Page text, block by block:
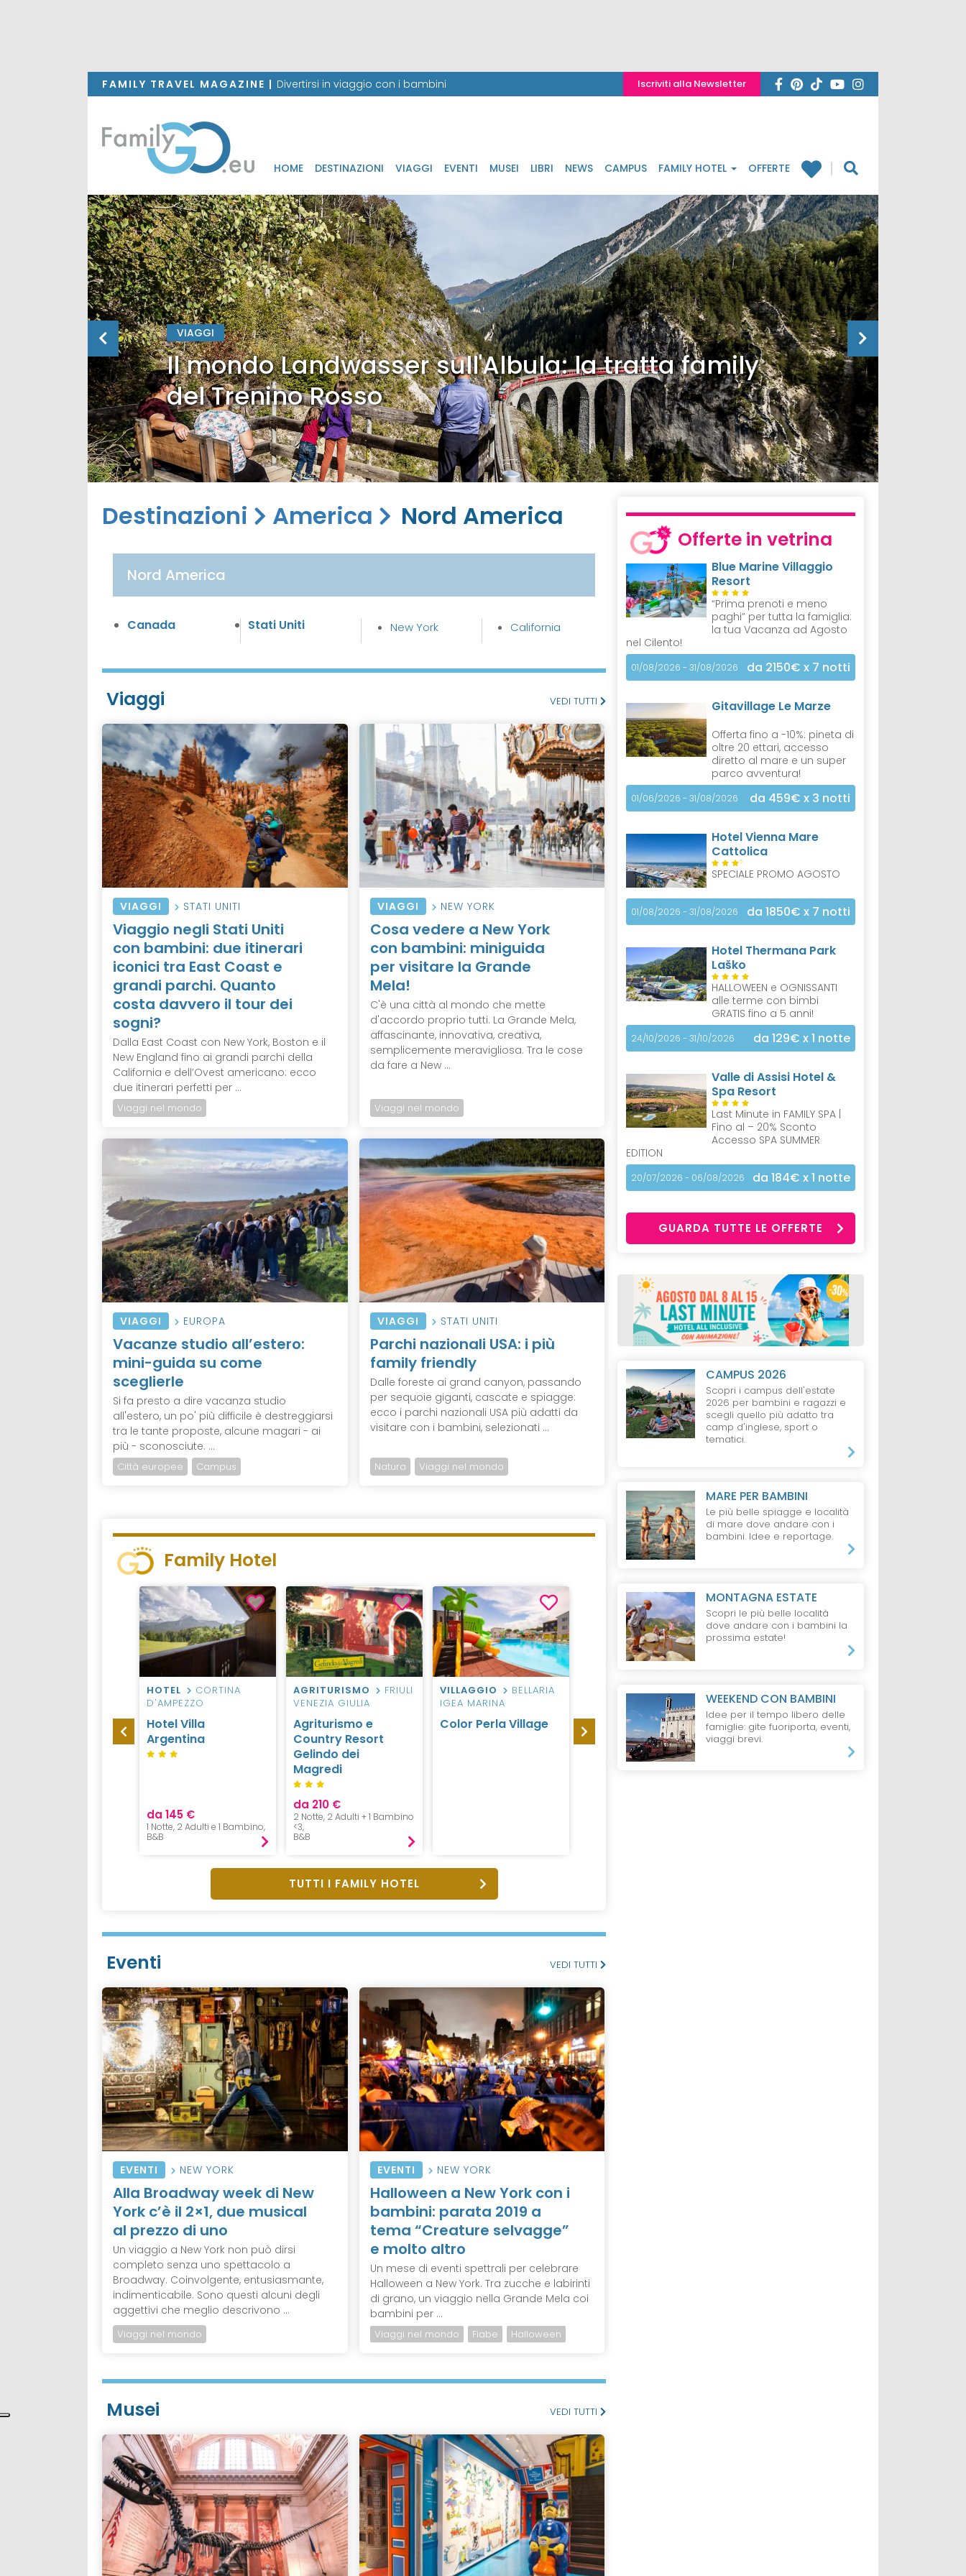
FAMILY TRAVEL MAGAZINE | Divertirsi in viaggio con i bambini Iscriviti alla Newsletter
HOME DESTINAZIONI VIAGGI EVENTI MUSEI LIBRI NEWS CAMPUS FAMILY HOTEL OFFERTE
VIAGGI
Il mondo Landwasser sull'Albula: la tratta family
del Trenino Rosso
Destinazioni America Nord America
Nord America
Canada Stati Uniti New York California
Viaggi VEDI TUTTI
VIAGGI STATI UNITI
Viaggio negli Stati Uniti
con bambini: due itinerari
iconici tra East Coast e
grandi parchi. Quanto
costa davvero il tour dei
sogni?
Dalla East Coast con New York, Boston e il
New England fino ai grandi parchi della
California e dell’Ovest americano: ecco
due itinerari perfetti per ...
Viaggi nel mondo
VIAGGI NEW YORK
Cosa vedere a New York
con bambini: miniguida
per visitare la Grande
Mela!
C'è una città al mondo che mette
d'accordo proprio tutti. La Grande Mela,
affascinante, innovativa, creativa,
semplicemente meravigliosa. Tra le cose
da fare a New ...
Viaggi nel mondo
VIAGGI EUROPA
Vacanze studio all’estero:
mini-guida su come
sceglierle
Si fa presto a dire vacanza studio
all'estero, un po' più difficile è destreggiarsi
tra le tante proposte, alcune magari - ai
più - sconosciute. ...
Città europee Campus
VIAGGI STATI UNITI
Parchi nazionali USA: i più
family friendly
Dalle foreste ai grand canyon, passando
per sequoie giganti, cascate e spiagge:
ecco i parchi nazionali USA più adatti da
visitare con i bambini, selezionati ...
Natura Viaggi nel mondo
Family Hotel
HOTEL
CORTINA
D'AMPEZZO
Hotel Villa
Argentina
da 145 €
1 Notte, 2 Adulti e 1 Bambino,
B&B
AGRITURISMO
FRIULI
VENEZIA GIULIA
Agriturismo e
Country Resort
Gelindo dei
Magredi
da 210 €
2 Notte, 2 Adulti + 1 Bambino
<3,
B&B
VILLAGGIO
BELLARIA
IGEA MARINA
Color Perla Village
VILLAGGIO SALENTO
Color Dolmen
Family Village
Hotel Helios
Riccione
TUTTI I FAMILY HOTEL
Eventi VEDI TUTTI
EVENTI NEW YORK
Alla Broadway week di New
York c’è il 2×1, due musical
al prezzo di uno
Un viaggio a New York non può dirsi
completo senza uno spettacolo a
Broadway. Coinvolgente, entusiasmante,
indimenticabile. Sono questi alcuni degli
aggettivi che meglio descrivono ...
Viaggi nel mondo
EVENTI NEW YORK
Halloween a New York con i
bambini: parata 2019 a
tema “Creature selvagge”
e molto altro
Un mese di eventi spettrali per celebrare
Halloween a New York. Tra zucche e labirinti
di grano, un viaggio nella Grande Mela coi
bambini per ...
Viaggi nel mondo Fiabe Halloween
Musei VEDI TUTTI
Offerte in vetrina
Blue Marine Villaggio
Resort
“Prima prenoti e meno
paghi” per tutta la famiglia:
la tua Vacanza ad Agosto
nel Cilento!
01/08/2026 - 31/08/2026 da 2150€ x 7 notti
Gitavillage Le Marze
Offerta fino a -10%: pineta di
oltre 20 ettari, accesso
diretto al mare e un super
parco avventura!
01/06/2026 - 31/08/2026 da 459€ x 3 notti
Hotel Vienna Mare
Cattolica
S
SPECIALE PROMO AGOSTO
01/08/2026 - 31/08/2026 da 1850€ x 7 notti
Hotel Thermana Park
Laško
HALLOWEEN e OGNISSANTI
alle terme con bimbi
GRATIS fino a 5 anni!
24/10/2026 - 31/10/2026 da 129€ x 1 notte
Valle di Assisi Hotel &
Spa Resort
Last Minute in FAMILY SPA |
Fino al – 20% Sconto
Accesso SPA SUMMER
EDITION
20/07/2026 - 06/08/2026 da 184€ x 1 notte
GUARDA TUTTE LE OFFERTE
CAMPUS 2026
Scopri i campus dell'estate
2026 per bambini e ragazzi e
scegli quello più adatto tra
camp d'inglese, sport o
tematici.
MARE PER BAMBINI
Le più belle spiagge e località
di mare dove andare con i
bambini. Idee e reportage.
MONTAGNA ESTATE
Scopri le più belle località
dove andare con i bambini la
prossima estate!
WEEKEND CON BAMBINI
Idee per il tempo libero delle
famiglie: gite fuoriporta, eventi,
viaggi brevi.